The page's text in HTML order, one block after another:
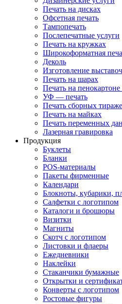
Печать на дисках
Офсетная печать
Тампопечать
Послепечатные услуги
Печать на кружках
Широкоформатная
Деколь
Изготовление
Печать на шарах
Печать на
УФ — печать
Печать сборных
Печать на майках
Печать переменных
Лазерная гравировка
Продукция
Буклеты
Бланки
POS-материалы
Пакеты фирменные
Календари
Блокноты, кубарики,
Салфетки с логотипом
Каталоги и брошюры
Визитки
Магниты
Скотч с логотипом
Листовки и флаеры
Ежедневники
Наклейки
Стаканчики бумажные
Открытки и
Конверты с логотипом
Ростовые фигуры